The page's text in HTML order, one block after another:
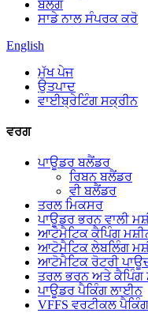
ਬਲੌਗ
ਸਾਡੇ ਨਾਲ ਸੰਪਰਕ ਕਰੋ
English
ਮੁੱਖ ਪੇਜ
ਉਤਪਾਦ
ਵਾਈਬ੍ਰੇਟਿੰਗ ਸਕ੍ਰੀਨ
ਵਰਗ
ਪਾਊਡਰ ਬਲੈਂਡਰ
ਰਿਬਨ ਬਲੈਂਡਰ
ਵੀ ਬਲੈਂਡਰ
ਤਰਲ ਮਿਕਸਰ
ਪਾਊਡਰ ਭਰਨ ਵਾਲੀ
ਆਟੋਮੈਟਿਕ ਕੈਪਿੰਗ
ਆਟੋਮੈਟਿਕ ਲੇਬਲਿੰਗ
ਆਟੋਮੈਟਿਕ ਰੋਟਰੀ
ਤਰਲ ਭਰਨ ਅਤੇ ਕੈਪਿੰਗ
ਪਾਊਡਰ ਪੈਕਿੰਗ ਲਾਈਨ
VFFS ਵਰਟੀਕਲ